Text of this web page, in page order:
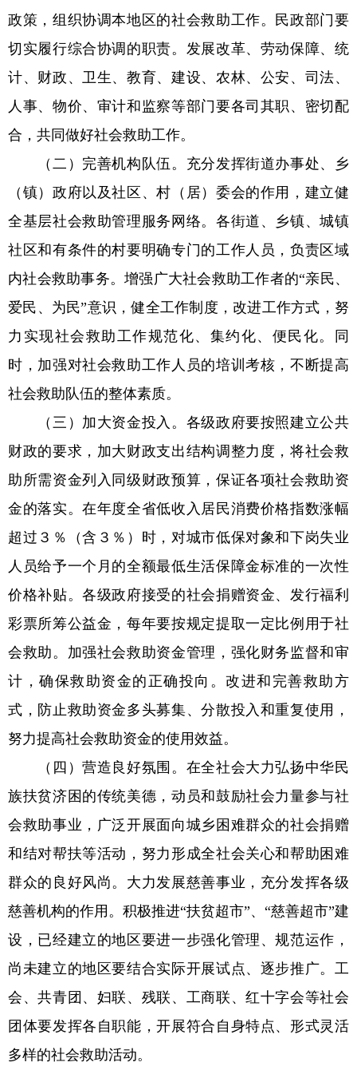
政策，组织协调本地区的社会救助工作。民政部门要
切实履行综合协调的职责。发展改革、劳动保障、统
计、财政、卫生、教育、建设、农林、公安、司法、
人事、物价、审计和监察等部门要各司其职、密切配
合，共同做好社会救助工作。
（二）完善机构队伍。充分发挥街道办事处、乡
（镇）政府以及社区、村（居）委会的作用，建立健
全基层社会救助管理服务网络。各街道、乡镇、城镇
社区和有条件的村要明确专门的工作人员，负责区域
内社会救助事务。增强广大社会救助工作者的“亲民、
爱民、为民”意识，健全工作制度，改进工作方式，努
力实现社会救助工作规范化、集约化、便民化。同
时，加强对社会救助工作人员的培训考核，不断提高
社会救助队伍的整体素质。
（三）加大资金投入。各级政府要按照建立公共
财政的要求，加大财政支出结构调整力度，将社会救
助所需资金列入同级财政预算，保证各项社会救助资
金的落实。在年度全省低收入居民消费价格指数涨幅
超过３％（含３％）时，对城市低保对象和下岗失业
人员给予一个月的全额最低生活保障金标准的一次性
价格补贴。各级政府接受的社会捐赠资金、发行福利
彩票所筹公益金，每年要按规定提取一定比例用于社
会救助。加强社会救助资金管理，强化财务监督和审
计，确保救助资金的正确投向。改进和完善救助方
式，防止救助资金多头募集、分散投入和重复使用，
努力提高社会救助资金的使用效益。
（四）营造良好氛围。在全社会大力弘扬中华民
族扶贫济困的传统美德，动员和鼓励社会力量参与社
会救助事业，广泛开展面向城乡困难群众的社会捐赠
和结对帮扶等活动，努力形成全社会关心和帮助困难
群众的良好风尚。大力发展慈善事业，充分发挥各级
慈善机构的作用。积极推进“扶贫超市”、“慈善超市”建
设，已经建立的地区要进一步强化管理、规范运作，
尚未建立的地区要结合实际开展试点、逐步推广。工
会、共青团、妇联、残联、工商联、红十字会等社会
团体要发挥各自职能，开展符合自身特点、形式灵活
多样的社会救助活动。